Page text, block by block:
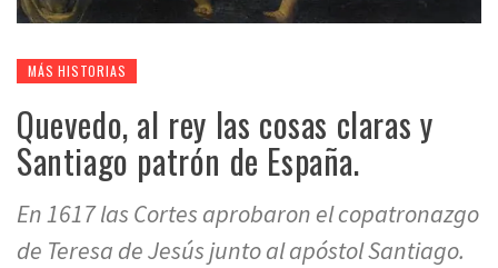
MÁS HISTORIAS
Quevedo, al rey las cosas claras y
Santiago patrón de España.
En 1617 las Cortes aprobaron el copatronazgo
de Teresa de Jesús junto al apóstol Santiago.